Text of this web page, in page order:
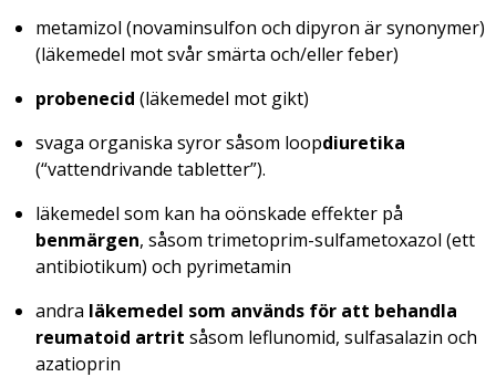
metamizol (novaminsulfon och dipyron är synonymer)
(läkemedel mot svår smärta och/eller feber)
probenecid (läkemedel mot gikt)
svaga organiska syror såsom loopdiuretika
(“vattendrivande tabletter”).
läkemedel som kan ha oönskade effekter på
benmärgen, såsom trimetoprim-sulfametoxazol (ett
antibiotikum) och pyrimetamin
andra läkemedel som används för att behandla
reumatoid artrit såsom leflunomid, sulfasalazin och
azatioprin